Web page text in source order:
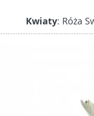
Kwiaty: Róża